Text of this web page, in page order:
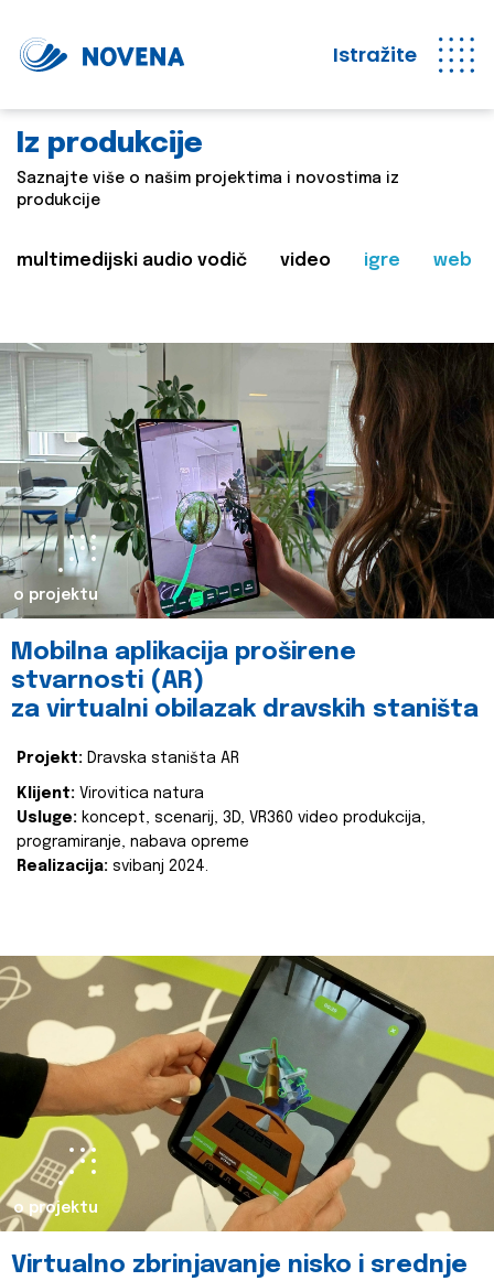
Istražite
Iz produkcije
Saznajte više o našim projektima i novostima iz
produkcije
multimedijski audio vodič video igre web
o projektu
Mobilna aplikacija proširene
stvarnosti (AR)
za virtualni obilazak dravskih staništa
Projekt: Dravska staništa AR
Klijent: Virovitica natura
Usluge: koncept, scenarij, 3D, VR360 video produkcija,
programiranje, nabava opreme
Realizacija: svibanj 2024.
o projektu
Virtualno zbrinjavanje nisko i srednje